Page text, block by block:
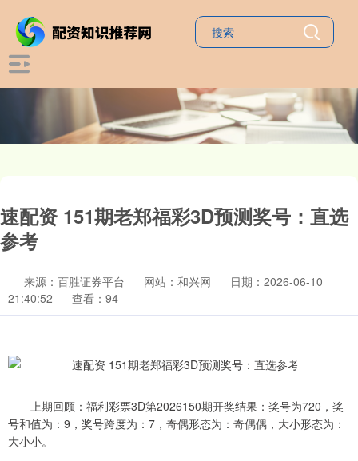
速配资 151期老郑福彩3D预测奖号：直选
参考
来源：百胜证券平台 网站：和兴网
日期：2026-06-10
21:40:52
查看：94
上期回顾：福利彩票3D第2026150期开奖结果：奖号为720，奖
号和值为：9，奖号跨度为：7，奇偶形态为：奇偶偶，大小形态为：
大小小。